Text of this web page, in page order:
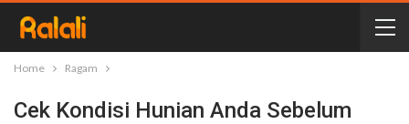
Home Ragam
Cek Kondisi Hunian Anda Sebelum